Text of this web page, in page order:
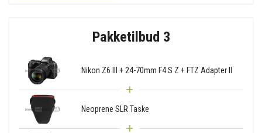
Pakketilbud 3
Nikon Z6 III + 24-70mm F4 S Z + FTZ Adapter II
Neoprene SLR Taske